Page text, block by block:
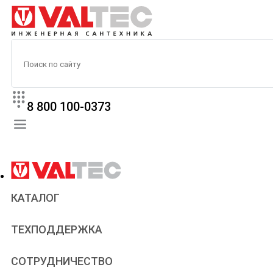
8 800 100-0373
КАТАЛОГ
ТЕХПОДДЕРЖКА
Паспорта и сертификаты
Статьи
СОТРУДНИЧЕСТВО
Сантехникам